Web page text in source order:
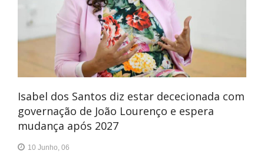
Isabel dos Santos diz estar dececionada com
governação de João Lourenço e espera
mudança após 2027
10 Junho, 06